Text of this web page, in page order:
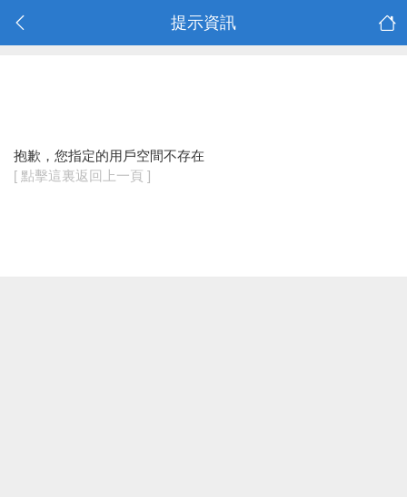
提示資訊
抱歉，您指定的用戶空間不存在
[ 點擊這裏返回上一頁 ]